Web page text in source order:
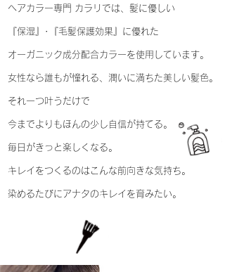
ヘアカラー専門 カラリでは、髪に優しい
『保湿』･『毛髪保護効果』に優れた
​オーガニック成分配合カラーを使用しています。
女性なら誰もが憧れる、潤いに満ちた美しい髪色。
それ一つ叶うだけで
今までよりもほんの少し自信が持てる。
毎日がきっと楽しくなる。
キレイをつくるのはこんな前向きな気持ち。
染めるたびにアナタのキレイを育みたい。